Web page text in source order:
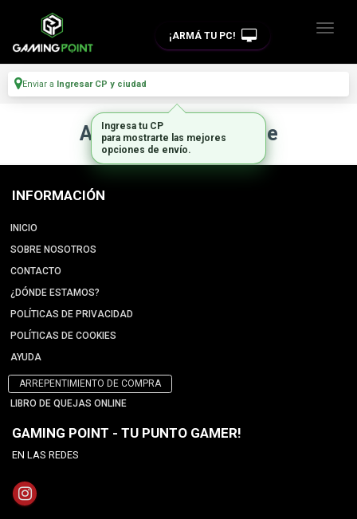
¡ARMÁ TU PC!
Enviar a Ingresar CP y ciudad
Artículo no disponible
INFORMACIÓN
INICIO
SOBRE NOSOTROS
CONTACTO
¿DÓNDE ESTAMOS?
POLÍTICAS DE PRIVACIDAD
POLÍTICAS DE COOKIES
AYUDA
ARREPENTIMIENTO DE COMPRA
LIBRO DE QUEJAS ONLINE
GAMING POINT - TU PUNTO GAMER!
EN LAS REDES
Ingresa tu CP
para mostrarte las mejores
opciones de envío.